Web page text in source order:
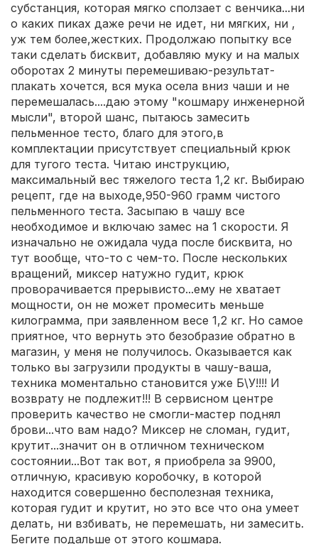
субстанция, которая мягко сползает с венчика...ни
о каких пиках даже речи не идет, ни мягких, ни ,
уж тем более,жестких. Продолжаю попытку все
таки сделать бисквит, добавляю муку и на малых
оборотах 2 минуты перемешиваю-результат-
плакать хочется, вся мука осела вниз чаши и не
перемешалась....даю этому "кошмару инженерной
мысли", второй шанс, пытаюсь замесить
пельменное тесто, благо для этого,в
комплектации присутствует специальный крюк
для тугого теста. Читаю инструкцию,
максимальный вес тяжелого теста 1,2 кг. Выбираю
рецепт, где на выходе,950-960 грамм чистого
пельменного теста. Засыпаю в чашу все
необходимое и включаю замес на 1 скорости. Я
изначально не ожидала чуда после бисквита, но
тут вообще, что-то с чем-то. После нескольких
вращений, миксер натужно гудит, крюк
проворачивается прерывисто...ему не хватает
мощности, он не может промесить меньше
килограмма, при заявленном весе 1,2 кг. Но самое
приятное, что вернуть это безобразие обратно в
магазин, у меня не получилось. Оказывается как
только вы загрузили продукты в чашу-ваша,
техника моментально становится уже Б\У!!!! И
возврату не подлежит!!! В сервисном центре
проверить качество не смогли-мастер поднял
брови...что вам надо? Миксер не сломан, гудит,
крутит...значит он в отличном техническом
состоянии...Вот так вот, я приобрела за 9900,
отличную, красивую коробочку, в которой
находится совершенно бесполезная техника,
которая гудит и крутит, но это все что она умеет
делать, ни взбивать, не перемешать, ни замесить.
Бегите подальше от этого кошмара.